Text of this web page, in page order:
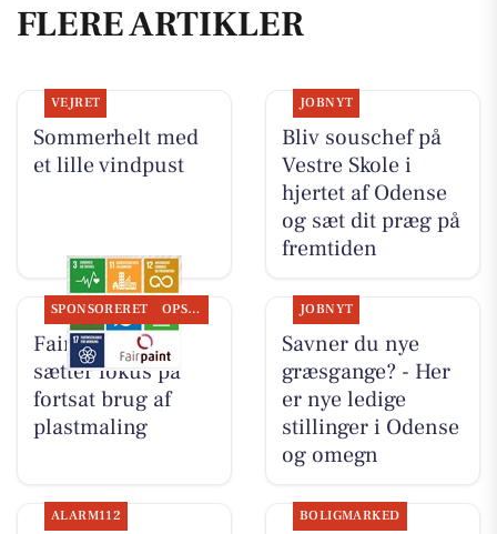
FLERE ARTIKLER
VEJRET
Sommerhelt med
et lille vindpust
JOBNYT
Bliv souschef på
Vestre Skole i
hjertet af Odense
og sæt dit præg på
fremtiden
SPONSORERET OPSLAGSTAVLEN
Fairpaint ApS
sætter fokus på
fortsat brug af
plastmaling
JOBNYT
Savner du nye
græsgange? - Her
er nye ledige
stillinger i Odense
og omegn
ALARM112 BOLIGMARKED